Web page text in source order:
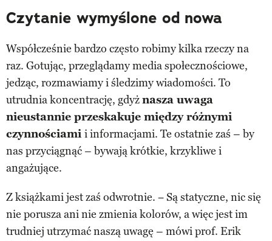
Czytanie wymyślone od nowa
Współcześnie bardzo często robimy kilka rzeczy na
raz. Gotując, przeglądamy media społecznościowe,
jedząc, rozmawiamy i śledzimy wiadomości. To
utrudnia koncentrację, gdyżnasza uwaga
nieustannie przeskakuje między różnymi
czynnościami i informacjami. Te ostatnie zaś – by
nas przyciągnąć – bywają krótkie, krzykliwe i
angażujące.
Z książkami jest zaś odwrotnie. − Są statyczne, nic się
nie porusza ani nie zmienia kolorów, a więc jest im
trudniej utrzymać naszą uwagę – mówi prof. Erik